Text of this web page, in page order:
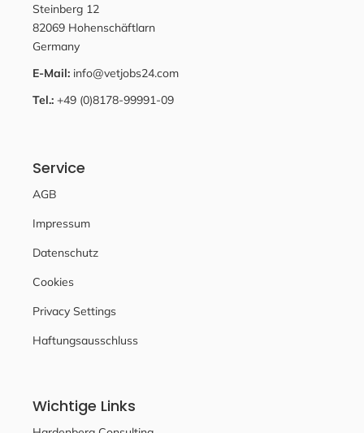
Steinberg 12
82069 Hohenschäftlarn
Germany
E-Mail: info@vetjobs24.com
Tel.: +49 (0)8178-99991-09
Service
AGB
Impressum
Datenschutz
Cookies
Privacy Settings
Haftungsausschluss
Wichtige Links